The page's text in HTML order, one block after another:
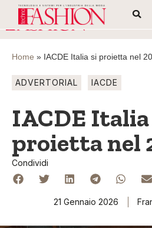
Home » IACDE Italia si proietta nel
ADVERTORIAL IACDE
IACDE
proietta nel
Condividi
21 Gennaio 2026